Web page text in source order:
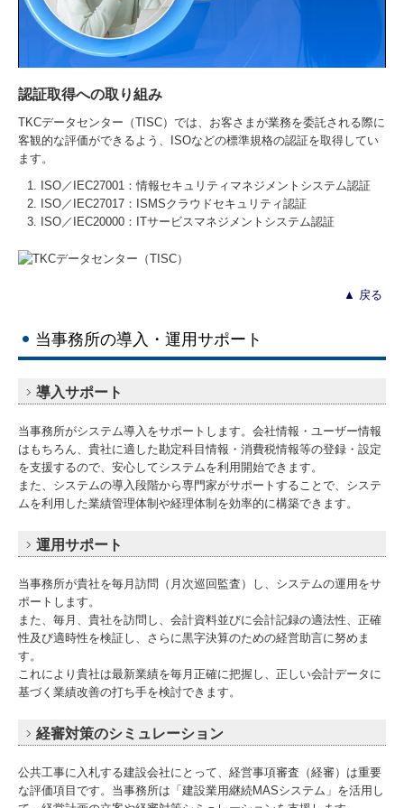
認証取得への取り組み
TKCデータセンター（TISC）では、お客さまが業務を委託される際に
客観的な評価ができるよう、ISOなどの標準規格の認証を取得してい
ます。
ISO／IEC27001：情報セキュリティマネジメントシステム認証
ISO／IEC27017：ISMSクラウドセキュリティ認証
ISO／IEC20000：ITサービスマネジメントシステム認証
▲ 戻る
当事務所の導入・運用サポート
導入サポート
当事務所がシステム導入をサポートします。会社情報・ユーザー情報
はもちろん、貴社に適した勘定科目情報・消費税情報等の登録・設定
を支援するので、安心してシステムを利用開始できます。
また、システムの導入段階から専門家がサポートすることで、システ
ムを利用した業績管理体制や経理体制を効率的に構築できます。
運用サポート
当事務所が貴社を毎月訪問（月次巡回監査）し、システムの運用をサ
ポートします。
また、毎月、貴社を訪問し、会計資料並びに会計記録の適法性、正確
性及び適時性を検証し、さらに黒字決算のための経営助言に努めま
す。
これにより貴社は最新業績を毎月正確に把握し、正しい会計データに
基づく業績改善の打ち手を検討できます。
経審対策のシミュレーション
公共工事に入札する建設会社にとって、経営事項審査（経審）は重要
な評価項目です。当事務所は「建設業用継続MASシステム」を活用し